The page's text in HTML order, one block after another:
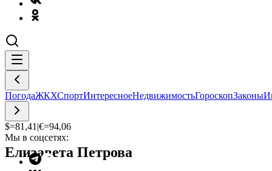
ПогодаЖКХСпортИнтересноеНедвижимостьГороскопЗаконы
$=81,41 |€=94,06
Мы в соцсетях:
Елизавета Петрова